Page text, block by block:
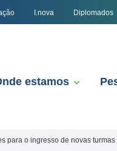
I.nova Diplomados
estamos
para o ingresso de novas turmas